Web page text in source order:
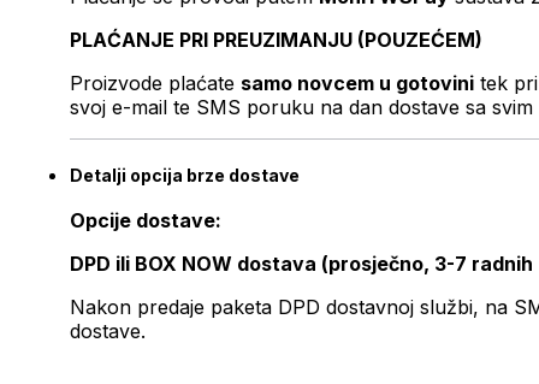
PLAĆANJE PRI PREUZIMANJU (POUZEĆEM)
Proizvode plaćate samo novcem u gotovini tek
svoj e-mail te SMS poruku na dan dostave sa svim
Detalji opcija brze dostave
Opcije dostave:
DPD ili BOX NOW dostava (prosječno, 3-7 radnih
Nakon predaje paketa DPD dostavnoj službi, na
dostave.